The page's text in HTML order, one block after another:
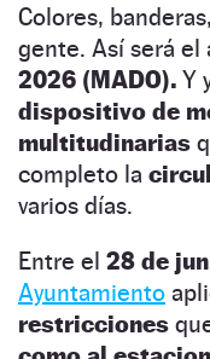
Colores,
gente. Así será el
2026 (MADO). Y
dispositivo de
multitudinarias
completo la
varios días.
Entre el 28 de
Ayuntamiento
restricciones